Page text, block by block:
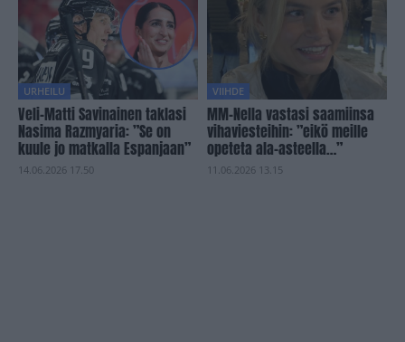
URHEILU
Veli-Matti Savinainen taklasi
Nasima Razmyaria: ”Se on
kuule jo matkalla Espanjaan”
14.06.2026 17.50
VIIHDE
MM-Nella vastasi saamiinsa
vihaviesteihin: ”eikö meille
opeteta ala-asteella…”
11.06.2026 13.15